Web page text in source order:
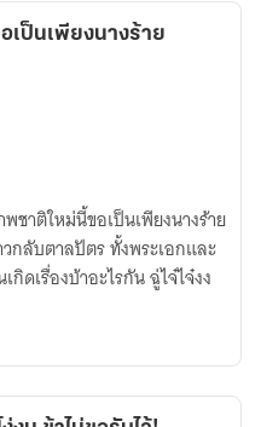
เป็นเพียงนางร้าย
ชาติใหม่นี้ขอเป็นเพียงนางร้าย
กลับตาลปัตร ทั้งพระเอกและ
กิดเรื่องบ้าอะไรกัน ฉู่ไจ๋ไจ๋งง